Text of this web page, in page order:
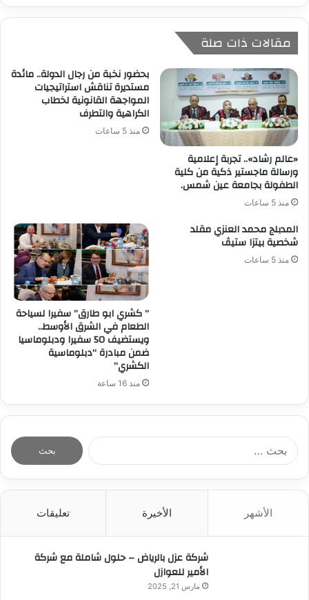
مقالات ذات صلة
«عالم رشاد».. تجربة إعلامية
ورسالة ماجستير ذكية من كلية
الطفولة بجامعة عين شمس.
منذ 5 ساعات
بحضور نخبة من رجال الدولة.. مائدة
مستديرة تناقش استراتيجيات
المواجهة القانونية لخطاب
الكراهية والتطرف
منذ 5 ساعات
المدبلج محمد العنزي مقلد
شخصية بيتزا ستيڤ
منذ 5 ساعات
” كشري ابو طارق” سفيرا لسياحة
الطعام في الشرق الأوسط..
ويستضيف 50 سفيرا ودبلوماسيا
ضمن مبادرة “دبلوماسية
الكشري”
منذ 16 ساعة
الأشهر الأخيرة تعليقات
شركة عزل بالرياض – حلول شاملة مع شركة
الأمير للعوازل
مارس 21, 2025